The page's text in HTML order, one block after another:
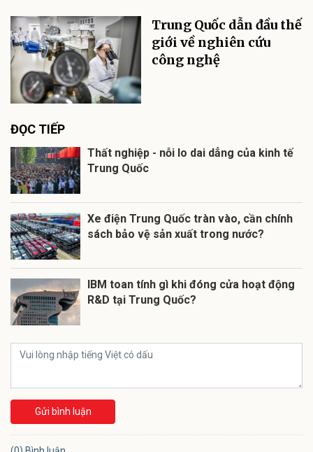
Trung Quốc dẫn đầu thế
giới về nghiên cứu
công nghệ
ĐỌC TIẾP
Thất nghiệp - nỗi lo dai dẳng của kinh tế
Trung Quốc
Xe điện Trung Quốc tràn vào, cần chính
sách bảo vệ sản xuất trong nước?
IBM toan tính gì khi đóng cửa hoạt động
R&D tại Trung Quốc?
Gửi bình luận